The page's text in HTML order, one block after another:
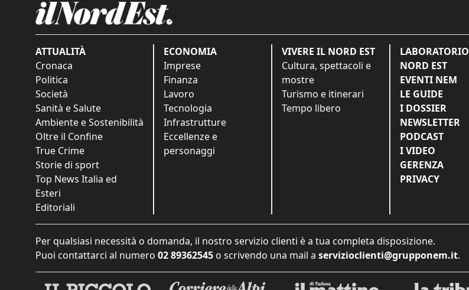
ATTUALITÀ
Cronaca
Politica
Società
Sanità e Salute
Ambiente e Sostenibilità
Oltre il Confine
True Crime
Storie di sport
Top News Italia ed
Esteri
Editoriali
ECONOMIA
Imprese
Finanza
Lavoro
Tecnologia
Infrastrutture
Eccellenze e
personaggi
VIVERE IL NORD EST
Cultura, spettacoli e
mostre
Turismo e itinerari
Tempo libero
LABORATORIO
NORD EST
EVENTI NEM
LE GUIDE
I DOSSIER
NEWSLETTER
PODCAST
I VIDEO
GERENZA
PRIVACY
Per qualsiasi necessità o domanda, il nostro servizio clienti è a tua completa disposizione.
Puoi contattarci al numero 02 89362545 o scrivendo una mail a servizioclienti@grupponem.it.